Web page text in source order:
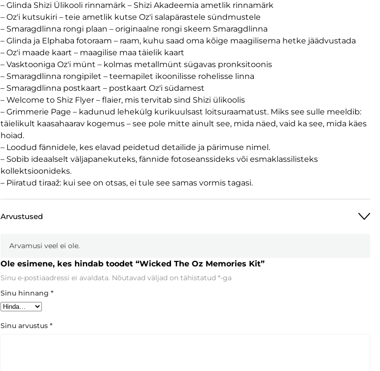
– Glinda Shizi Ülikooli rinnamärk – Shizi Akadeemia ametlik rinnamärk
– Oz'i kutsukiri – teie ametlik kutse Oz'i salapärastele sündmustele
– Smaragdlinna rongi plaan – originaalne rongi skeem Smaragdlinna
– Glinda ja Elphaba fotoraam – raam, kuhu saad oma kõige maagilisema hetke jäädvustada
– Oz'i maade kaart – maagilise maa täielik kaart
– Vasktooniga Oz'i münt – kolmas metallmünt sügavas pronksitoonis
– Smaragdlinna rongipilet – teemapilet ikoonilisse rohelisse linna
– Smaragdlinna postkaart – postkaart Oz'i südamest
– Welcome to Shiz Flyer – flaier, mis tervitab sind Shizi ülikoolis
– Grimmerie Page – kadunud lehekülg kurikuulsast loitsuraamatust. Miks see sulle meeldib:
täielikult kaasahaarav kogemus – see pole mitte ainult see, mida näed, vaid ka see, mida käes
hoiad.
– Loodud fännidele, kes elavad peidetud detailide ja pärimuse nimel.
– Sobib ideaalselt väljapanekuteks, fännide fotoseanssideks või esmaklassilisteks
kollektsioonideks.
– Piiratud tiraaž: kui see on otsas, ei tule see samas vormis tagasi.
Arvustused
Arvamusi veel ei ole.
Ole esimene, kes hindab toodet “Wicked The Oz Memories Kit”
Sinu e-postiaadressi ei avaldata. Nõutavad väljad on tähistatud *-ga
Sinu hinnang *
Sinu arvustus *